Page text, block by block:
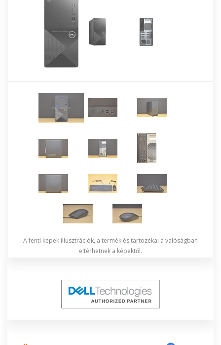
A fenti képek illusztrációk, a termék és tartozékai a valóságban
eltérhetnek a képektől.